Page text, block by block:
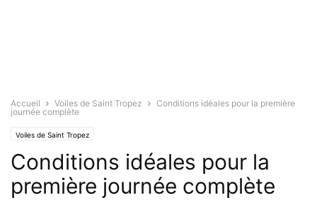
Accueil Voiles de Saint Tropez
Conditions idéales pour la première
journée complète
Voiles de Saint Tropez
Conditions idéales pour la
première journée complète